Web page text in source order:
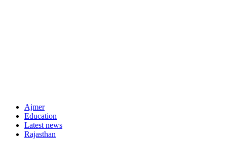
Ajmer
Education
Latest news
Rajasthan